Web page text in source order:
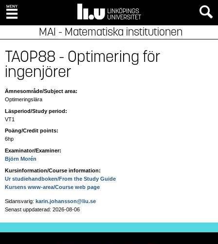
MAI - Matematiska institutionen
TAOP88 - Optimering för
ingenjörer
Ämnesområde/Subject area:
Optimeringslära
Läsperiod/Study period:
VT1
Poäng/Credit points:
6hp
Examinator/Examiner:
Björn Morén
Kursinformation/Course information:
Ur studiehandboken/From the Study Guide
Kursens www-area/Course web page
Sidansvarig: karin.johansson@liu.se
Senast uppdaterad: 2026-08-06